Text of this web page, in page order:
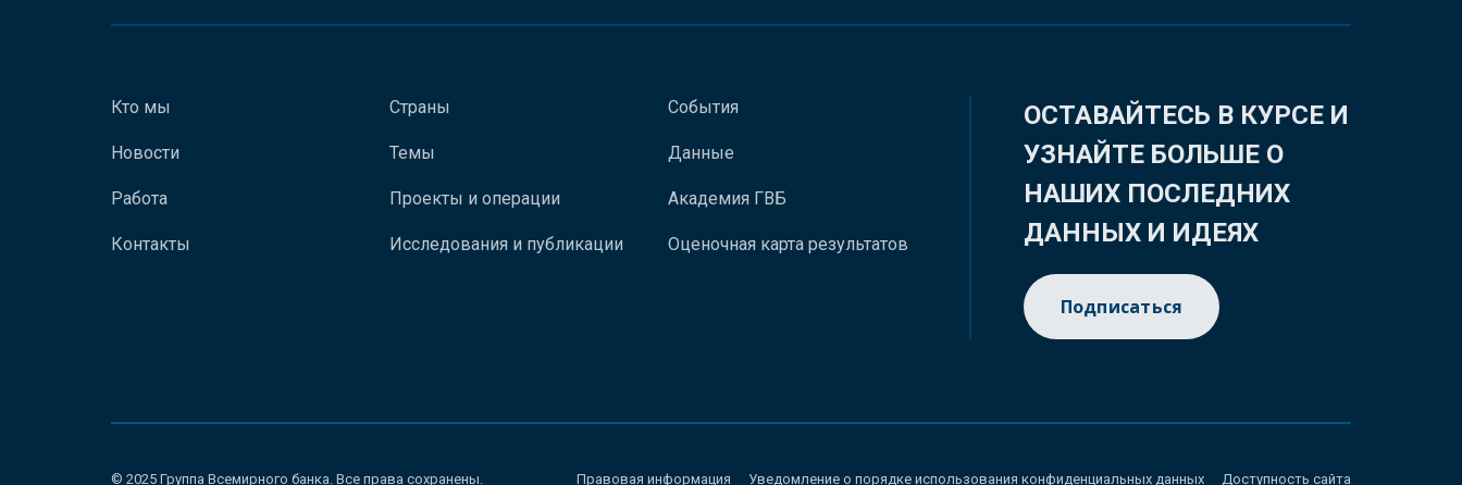
Кто мы
Новости
Работа
Контакты
Страны
Темы
Проекты и операции
Исследования и публикации
События
Данные
Академия ГВБ
Оценочная карта результатов
ОСТАВАЙТЕСЬ В КУРСЕ И
УЗНАЙТЕ БОЛЬШЕ О
НАШИХ ПОСЛЕДНИХ
ДАННЫХ И ИДЕЯХ
Подписаться
© 2025 Группа Всемирного банка. Все права сохранены. Правовая информация Уведомление о порядке использования конфиденциальных данных Доступность сайта